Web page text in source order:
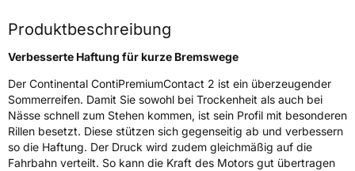
Rollgeräusch (dB)71
Fahrzeugklasse
3PMSF / Schneeflockensymbol / Alpine-SymbolNein
EisgripNein
EPREL ID587934
Produktbeschreibung
Verbesserte Haftung für kurze Bremswege
Der Continental ContiPremiumContact 2 ist ein überzeugender
Sommerreifen. Damit Sie sowohl bei Trockenheit als auch bei
Nässe schnell zum Stehen kommen, ist sein Profil mit besonderen
Rillen besetzt. Diese stützen sich gegenseitig ab und verbessern
so die Haftung. Der Druck wird zudem gleichmäßig auf die
Fahrbahn verteilt. So kann die Kraft des Motors gut übertragen